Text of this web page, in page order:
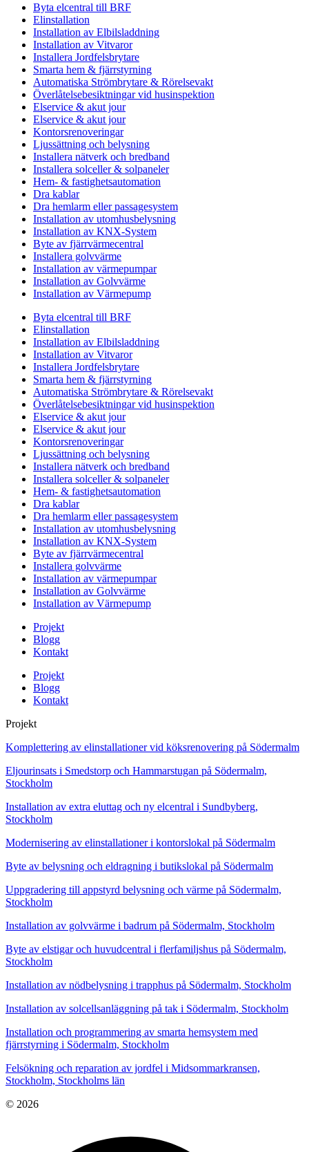
Byta elcentral till BRF
Elinstallation
Installation av Elbilsladdning
Installation av Vitvaror
Installera Jordfelsbrytare
Smarta hem & fjärrstyrning
Automatiska Strömbrytare & Rörelsevakt
Överlåtelsebesiktningar vid husinspektion
Elservice & akut jour
Elservice & akut jour
Kontorsrenoveringar
Ljussättning och belysning
Installera nätverk och bredband
Installera solceller & solpaneler
Hem- & fastighetsautomation
Dra kablar
Dra hemlarm eller passagesystem
Installation av utomhusbelysning
Installation av KNX-System
Byte av fjärrvärmecentral
Installera golvvärme
Installation av värmepumpar
Installation av Golvvärme
Installation av Värmepump
Byta elcentral till BRF
Elinstallation
Installation av Elbilsladdning
Installation av Vitvaror
Installera Jordfelsbrytare
Smarta hem & fjärrstyrning
Automatiska Strömbrytare & Rörelsevakt
Överlåtelsebesiktningar vid husinspektion
Elservice & akut jour
Elservice & akut jour
Kontorsrenoveringar
Ljussättning och belysning
Installera nätverk och bredband
Installera solceller & solpaneler
Hem- & fastighetsautomation
Dra kablar
Dra hemlarm eller passagesystem
Installation av utomhusbelysning
Installation av KNX-System
Byte av fjärrvärmecentral
Installera golvvärme
Installation av värmepumpar
Installation av Golvvärme
Installation av Värmepump
Projekt
Blogg
Kontakt
Projekt
Blogg
Kontakt
Projekt
Komplettering av elinstallationer vid köksrenovering på Södermalm
Eljourinsats i Smedstorp och Hammarstugan på Södermalm,
Stockholm
Installation av extra eluttag och ny elcentral i Sundbyberg,
Stockholm
Modernisering av elinstallationer i kontorslokal på Södermalm
Byte av belysning och eldragning i butikslokal på Södermalm
Uppgradering till appstyrd belysning och värme på Södermalm,
Stockholm
Installation av golvvärme i badrum på Södermalm, Stockholm
Byte av elstigar och huvudcentral i flerfamiljshus på Södermalm,
Stockholm
Installation av nödbelysning i trapphus på Södermalm, Stockholm
Installation av solcellsanläggning på tak i Södermalm, Stockholm
Installation och programmering av smarta hemsystem med
fjärrstyrning i Södermalm, Stockholm
Felsökning och reparation av jordfel i Midsommarkransen,
Stockholm, Stockholms län
© 2026